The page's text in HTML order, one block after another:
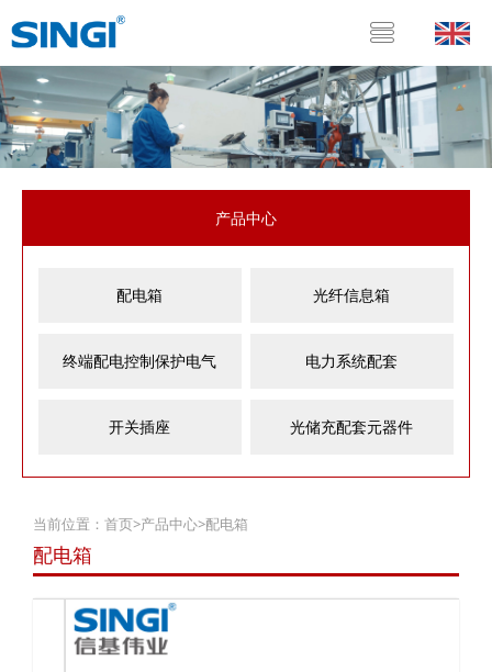
产品中心
配电箱 光纤信息箱
终端配电控制保护电气 电力系统配套
开关插座 光储充配套元器件
当前位置： 首页>产品中心>配电箱
配电箱